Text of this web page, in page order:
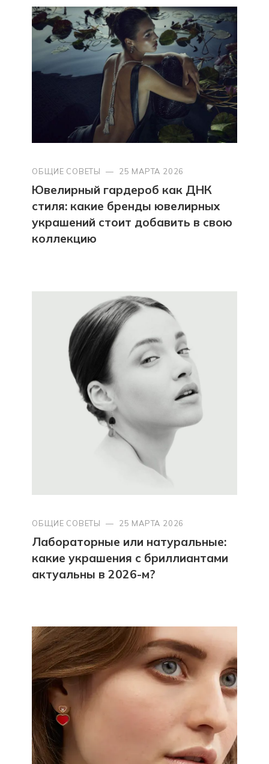
ОБЩИЕ СОВЕТЫ — 25 МАРТА 2026
Ювелирный гардероб как ДНК
стиля: какие бренды ювелирных
украшений стоит добавить в свою
коллекцию
ОБЩИЕ СОВЕТЫ — 25 МАРТА 2026
Лабораторные или натуральные:
какие украшения с бриллиантами
актуальны в 2026-м?